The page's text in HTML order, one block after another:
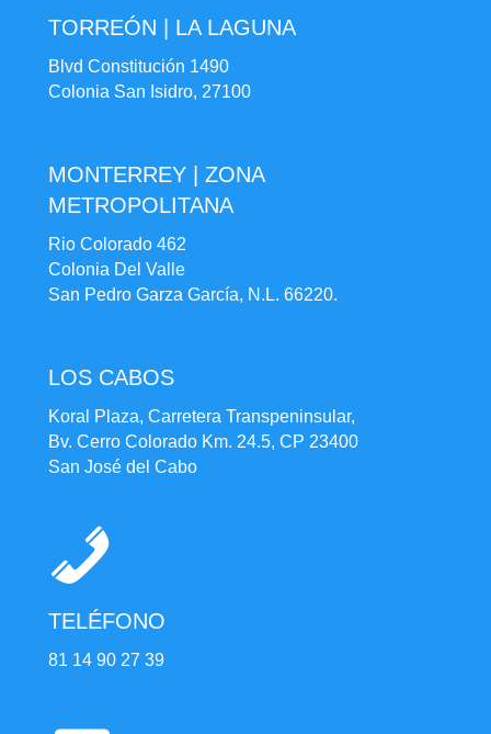
TORREÓN | LA LAGUNA
Blvd Constitución 1490
Colonia San Isidro, 27100
MONTERREY | ZONA
METROPOLITANA
Rio Colorado 462
Colonia Del Valle
San Pedro Garza García, N.L. 66220.
LOS CABOS
Koral Plaza, Carretera Transpeninsular,
Bv. Cerro Colorado Km. 24.5, CP 23400
San José del Cabo
TELÉFONO
81 14 90 27 39